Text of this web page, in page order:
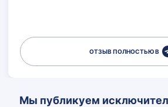
ОТЗЫВ ПОЛНОСТЬЮ В
Мы публикуем